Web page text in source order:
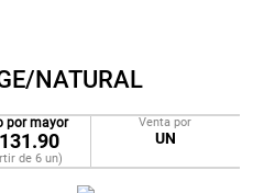
NATURAL
por mayor
131.90
de 6 un)
Venta por
UN